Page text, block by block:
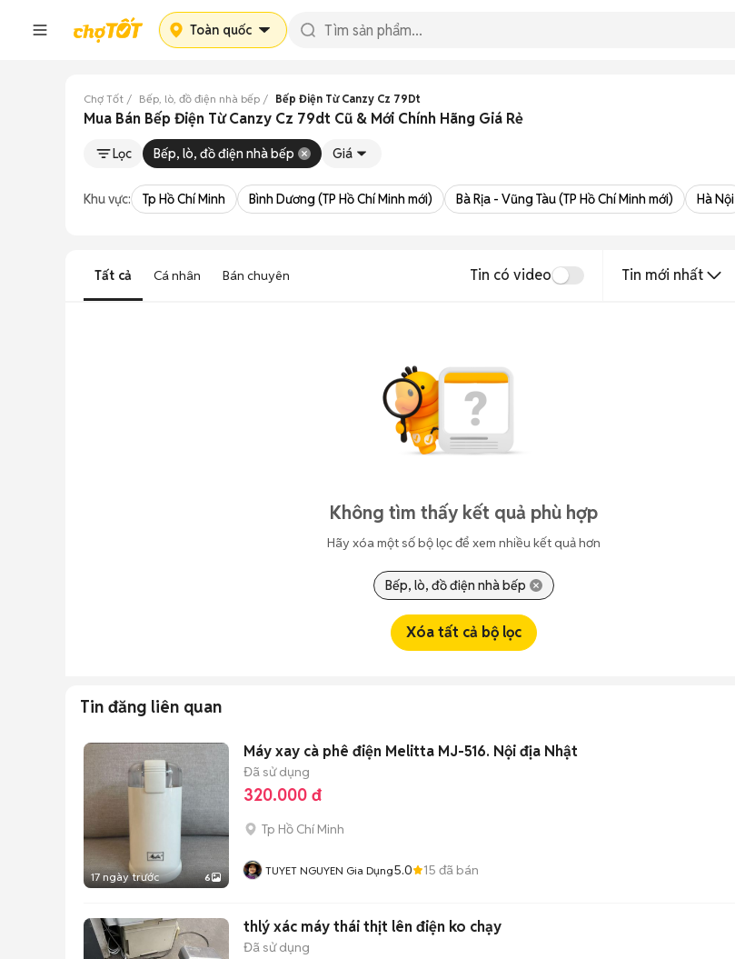
Toàn quốc
Chợ Tốt Bếp, lò, đồ điện nhà bếp Bếp Điện Từ Canzy Cz 79Dt
Mua Bán Bếp Điện Từ Canzy Cz 79dt Cũ & Mới Chính Hãng Giá Rẻ
Lọc Bếp, lò, đồ điện nhà bếp Giá
Khu vực: Tp Hồ Chí Minh Bình Dương (TP Hồ Chí Minh mới) Bà Rịa - Vũng Tàu (TP Hồ Chí Minh mới) Hà Nội
Tất cả Cá nhân Bán chuyên Tin có video Tin mới nhất
Không tìm thấy kết quả phù hợp
Hãy xóa một số bộ lọc để xem nhiều kết quả hơn
Bếp, lò, đồ điện nhà bếp
Xóa tất cả bộ lọc
Tin đăng liên quan
17 ngày trước 6
Máy xay cà phê điện Melitta MJ-516. Nội địa Nhật
Đã sử dụng
320.000 đ
Tp Hồ Chí Minh
TUYET NGUYEN Gia Dụng5.0 15 đã bán
thlý xác máy thái thịt lên điện ko chạy
Đã sử dụng